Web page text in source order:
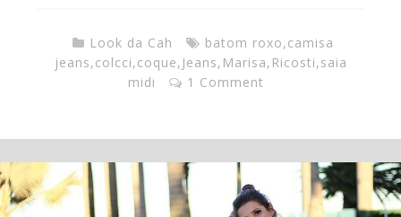
Look da Cah batom roxo,camisa
jeans,colcci,coque, Jeans, Marisa, Ricosti,saia
midi
1 Comment